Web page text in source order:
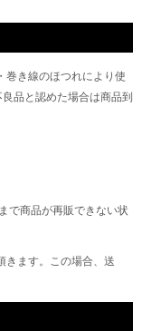
巻き線のほつれにより使
品と認めた場合は商品到
で商品が再販できない状
きます。この場合、送